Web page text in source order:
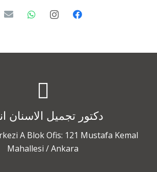
دكتور تجميل الاسنان
A Blok Ofis: 121 Mustafa Kemal
Mahallesi / Ankara